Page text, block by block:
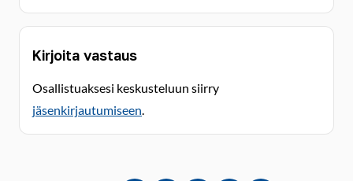
Kirjoita vastaus
Osallistuaksesi keskusteluun siirry
jäsenkirjautumiseen.